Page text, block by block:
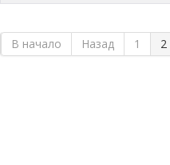
В начало Назад 1 2